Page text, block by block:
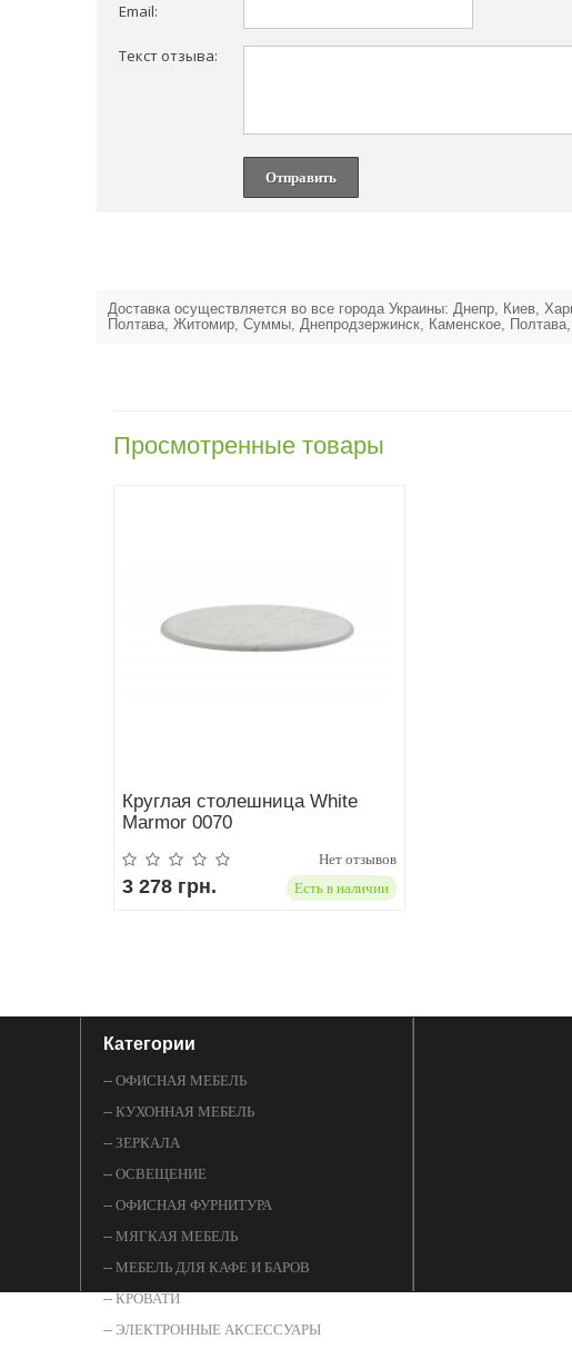
Email:
Текст отзыва:
Отправить
Доставка осуществляется во все города Украины: Днепр, Киев,
Полтава, Житомир, Суммы, Днепродзержинск, Каменское,
Просмотренные товары
Круглая столешница White
Marmor 0070
Нет отзывов
3 278 грн. Есть в наличии
Категории
-- ОФИСНАЯ МЕБЕЛЬ
-- КУХОННАЯ МЕБЕЛЬ
-- ЗЕРКАЛА
-- ОСВЕЩЕНИЕ
-- ОФИСНАЯ ФУРНИТУРА
-- МЯГКАЯ МЕБЕЛЬ
-- МЕБЕЛЬ ДЛЯ КАФЕ И БАРОВ
-- КРОВАТИ
-- ЭЛЕКТРОННЫЕ АКСЕССУАРЫ